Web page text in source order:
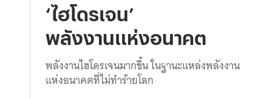
‘ไฮโดรเจน’
พลังงานแห่งอนาคต
พลังงานไฮโดรเจนมากขึ้น ในฐานะแหล่งพลังงาน
แห่งอนาคตที่ไม่ทำร้ายโลก